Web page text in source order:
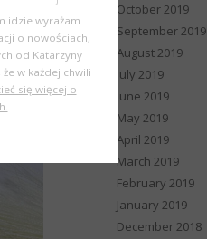
October 2019
September 2019
August 2019
July 2019
June 2019
May 2019
April 2019
March 2019
February 2019
January 2019
December 2018
idzie wyrażam
o nowościach,
od Katarzyny
w każdej chwili
się więcej o